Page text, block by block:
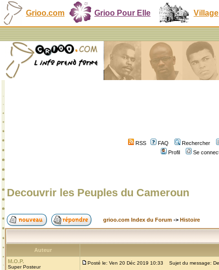
Grioo.com Grioo Pour Elle Village
RSS FAQ
Rechercher
Profil
Se
Decouvrir les Peuples du Cameroun
grioo.com Index du Forum -> Histoire
Auteur
M.O.P.
Super Posteur
Posté le: Ven 20 Déc 2019 10:33 Sujet du message: